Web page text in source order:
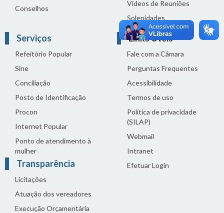
Conselhos
Vídeos de Reuniões
Solenidades
Serviços
Refeitório Popular
Sine
Conciliação
Posto de Identificação
Procon
Internet Popular
Ponto de atendimento à
mulher
Transparência
Licitações
Atuação dos vereadores
Execução Orçamentária
Links Úteis
Fale com a Câmara
Perguntas Frequentes
Acessibilidade
Termos de uso
Política de privacidade
(SILAP)
Webmail
Intranet
Efetuar Login